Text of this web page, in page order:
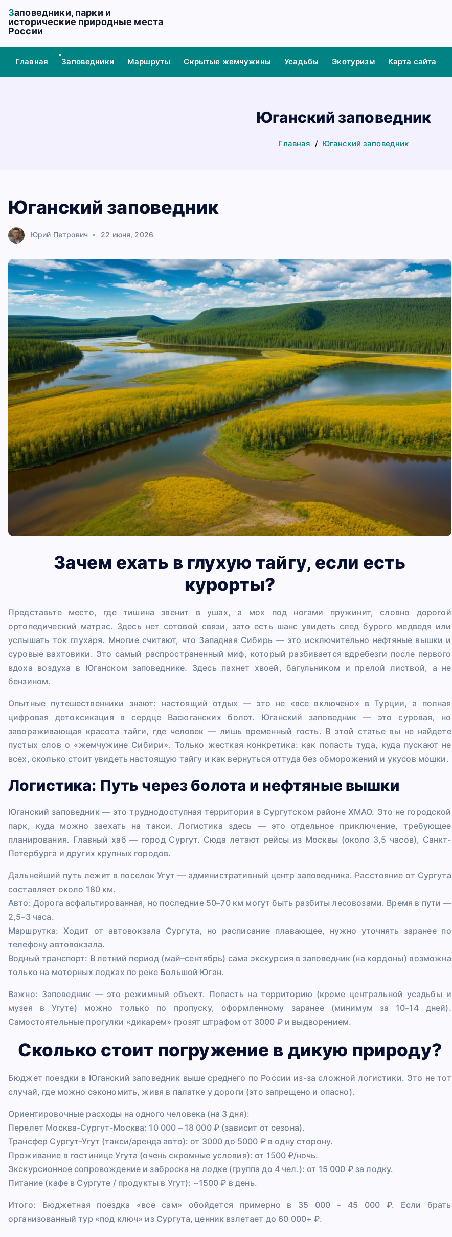
е
Заповедники, парки и
исторические природные места
России
Главная Заповедники Маршруты Скрытые жемчужины Усадьбы Экотуризм Карта сайта
Юганский заповедник
Главная Юганский заповедник
Юганский заповедник
Юрий Петрович 22 июня, 2026
Зачем ехать в глухую тайгу, если есть
курорты?
Представьте место, где тишина звенит в ушах, а мох под ногами пружинит, словно дорогой
ортопедический матрас. Здесь нет сотовой связи, зато есть шанс увидеть след бурого медведя или
услышать ток глухаря. Многие считают, что Западная Сибирь — это исключительно нефтяные вышки и
суровые вахтовики. Это самый распространенный миф, который разбивается вдребезги после первого
вдоха воздуха в Юганском заповеднике. Здесь пахнет хвоей, багульником и прелой листвой, а не
бензином.
Опытные путешественники знают: настоящий отдых — это не «все включено» в Турции, а полная
цифровая детоксикация в сердце Васюганских болот. Юганский заповедник — это суровая, но
завораживающая красота тайги, где человек — лишь временный гость. В этой статье вы не найдете
пустых слов о «жемчужине Сибири». Только жесткая конкретика: как попасть туда, куда пускают не
всех, сколько стоит увидеть настоящую тайгу и как вернуться оттуда без обморожений и укусов мошки.
Логистика: Путь через болота и нефтяные вышки
Юганский заповедник — это труднодоступная территория в Сургутском районе ХМАО. Это не городской
парк, куда можно заехать на такси. Логистика здесь — это отдельное приключение, требующее
планирования. Главный хаб — город Сургут. Сюда летают рейсы из Москвы (около 3,5 часов), Санкт-
Петербурга и других крупных городов.
Дальнейший путь лежит в поселок Угут — административный центр заповедника. Расстояние от Сургута
составляет около 180 км.
Авто: Дорога асфальтированная, но последние 50–70 км могут быть разбиты лесовозами. Время в пути —
2,5–3 часа.
Маршрутка: Ходит от автовокзала Сургута, но расписание плавающее, нужно уточнять заранее по
телефону автовокзала.
Водный транспорт: В летний период (май–сентябрь) сама экскурсия в заповедник (на кордоны) возможна
только на моторных лодках по реке Большой Юган.
Важно: Заповедник — это режимный объект. Попасть на территорию (кроме центральной усадьбы и
музея в Угуте) можно только по пропуску, оформленному заранее (минимум за 10–14 дней).
Самостоятельные прогулки «дикарем» грозят штрафом от 3000 ₽ и выдворением.
Сколько стоит погружение в дикую природу?
Бюджет поездки в Юганский заповедник выше среднего по России из-за сложной логистики. Это не тот
случай, где можно сэкономить, живя в палатке у дороги (это запрещено и опасно).
Ориентировочные расходы на одного человека (на 3 дня):
Перелет Москва-Сургут-Москва: 10 000 – 18 000 ₽ (зависит от сезона).
Трансфер Сургут-Угут (такси/аренда авто): от 3000 до 5000 ₽ в одну сторону.
Проживание в гостинице Угута (очень скромные условия): от 1500 ₽/ночь.
Экскурсионное сопровождение и заброска на лодке (группа до 4 чел.): от 15 000 ₽ за лодку.
Питание (кафе в Сургуте / продукты в Угут): ~1500 ₽ в день.
Итого: Бюджетная поездка «все сам» обойдется примерно в 35 000 – 45 000 ₽. Если брать
организованный тур «под ключ» из Сургута, ценник взлетает до 60 000+ ₽.